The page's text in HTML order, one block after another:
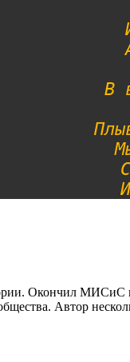
В
Окончил МИСиС
Автор